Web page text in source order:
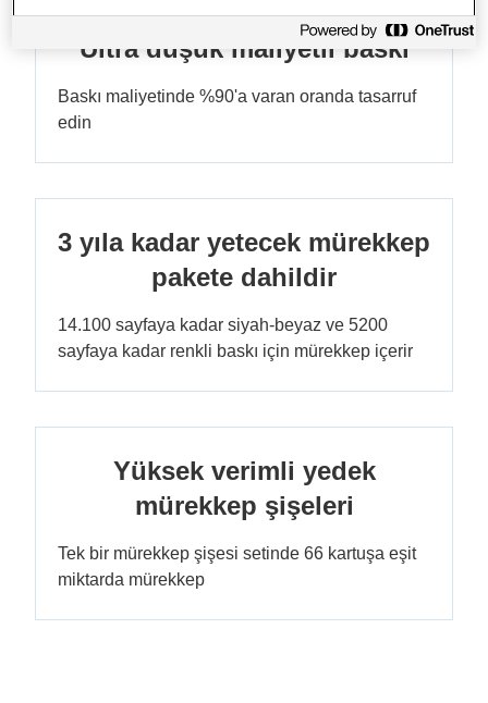
Ultra düşük maliyetli baskı
Baskı maliyetinde %90'a varan oranda tasarruf
edin
3 yıla kadar yetecek mürekkep
pakete dahildir
14.100 sayfaya kadar siyah-beyaz ve 5200
sayfaya kadar renkli baskı için mürekkep içerir
Yüksek verimli yedek
mürekkep şişeleri
Tek bir mürekkep şişesi setinde 66 kartuşa eşit
miktarda mürekkep